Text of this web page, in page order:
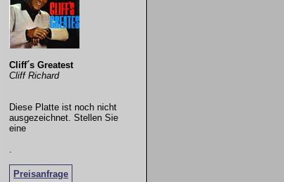
Cliff´s Greatest
Cliff Richard
Diese Platte ist noch nicht
ausgezeichnet. Stellen Sie
eine
Preisanfrage